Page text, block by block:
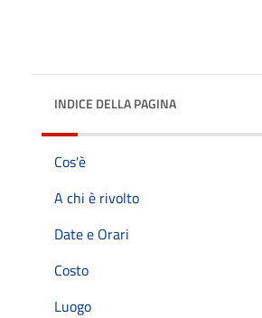
INDICE DELLA PAGINA
Cos'è
A chi è rivolto
Date e Orari
Costo
Luogo